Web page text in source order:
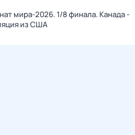
мира-2026. 1/8 финала. Канада -
из США